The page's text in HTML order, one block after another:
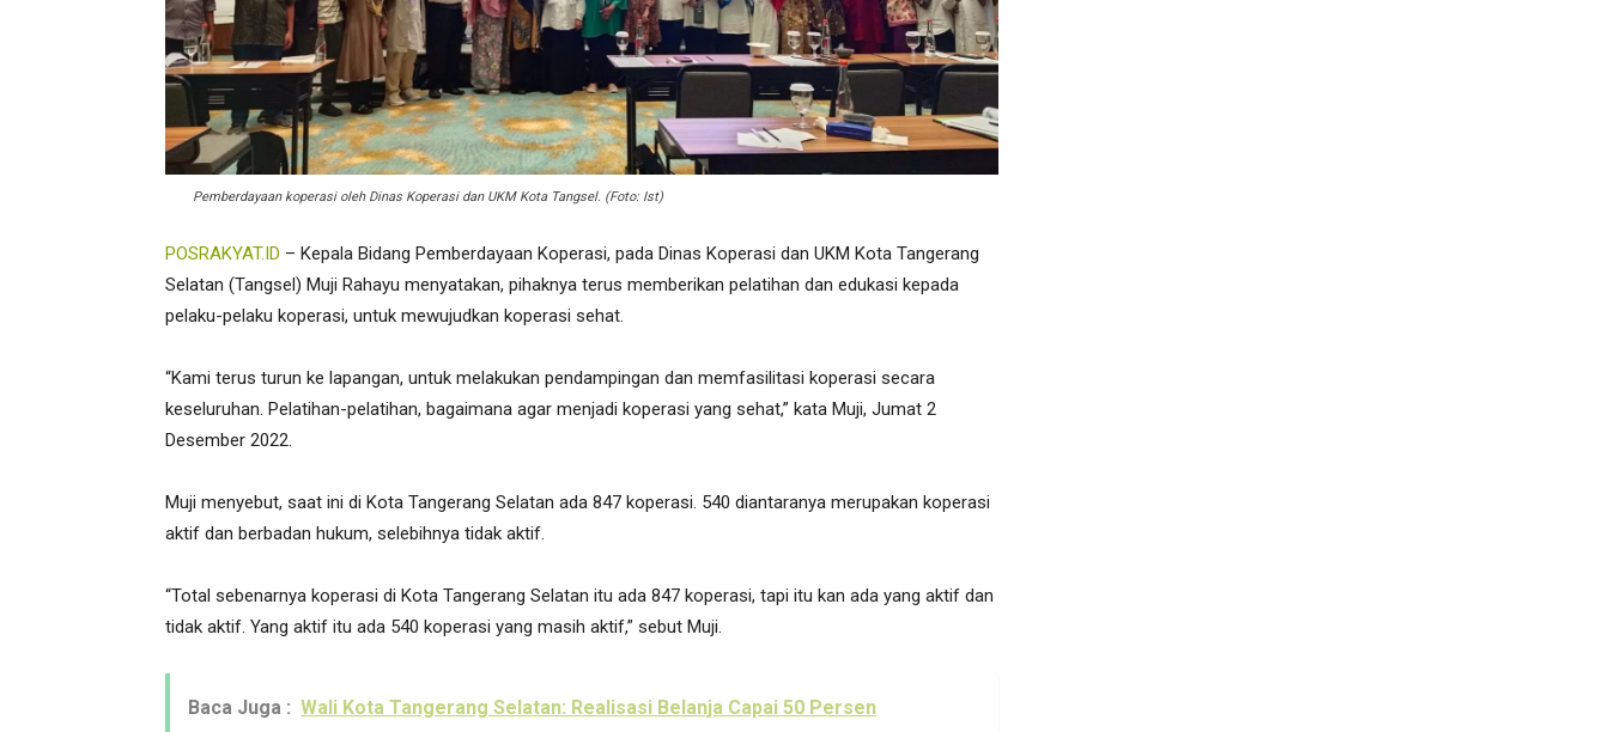
Pemberdayaan koperasi oleh Dinas Koperasi dan UKM Kota Tangsel. (Foto: Ist)
POSRAKYAT.ID – Kepala Bidang Pemberdayaan Koperasi, pada Dinas Koperasi dan UKM Kota Tangerang
Selatan (Tangsel) Muji Rahayu menyatakan, pihaknya terus memberikan pelatihan dan edukasi kepada
pelaku-pelaku koperasi, untuk mewujudkan koperasi sehat.
“Kami terus turun ke lapangan, untuk melakukan pendampingan dan memfasilitasi koperasi secara
keseluruhan. Pelatihan-pelatihan, bagaimana agar menjadi koperasi yang sehat,” kata Muji, Jumat 2
Desember 2022.
Muji menyebut, saat ini di Kota Tangerang Selatan ada 847 koperasi. 540 diantaranya merupakan koperasi
aktif dan berbadan hukum, selebihnya tidak aktif.
“Total sebenarnya koperasi di Kota Tangerang Selatan itu ada 847 koperasi, tapi itu kan ada yang aktif dan
tidak aktif. Yang aktif itu ada 540 koperasi yang masih aktif,” sebut Muji.
Baca Juga : Wali Kota Tangerang Selatan: Realisasi Belanja Capai 50 Persen